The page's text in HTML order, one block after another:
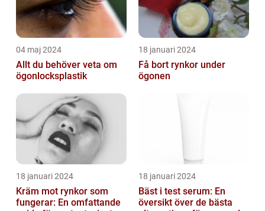
04 maj 2024
Allt du behöver veta om
ögonlocksplastik
18 januari 2024
Få bort rynkor under
ögonen
18 januari 2024
Kräm mot rynkor som
fungerar: En omfattande
18 januari 2024
Bäst i test serum: En
översikt över de bästa